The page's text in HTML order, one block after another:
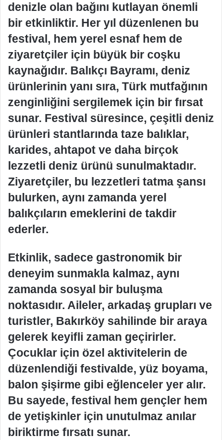
denizle olan bağını kutlayan önemli
bir etkinliktir. Her yıl düzenlenen bu
festival, hem yerel esnaf hem de
ziyaretçiler için büyük bir coşku
kaynağıdır. Balıkçı Bayramı, deniz
ürünlerinin yanı sıra, Türk mutfağının
zenginliğini sergilemek için bir fırsat
sunar. Festival süresince, çeşitli deniz
ürünleri stantlarında taze balıklar,
karides, ahtapot ve daha birçok
lezzetli deniz ürünü sunulmaktadır.
Ziyaretçiler, bu lezzetleri tatma şansı
bulurken, aynı zamanda yerel
balıkçıların emeklerini de takdir
ederler.
Etkinlik, sadece gastronomik bir
deneyim sunmakla kalmaz, aynı
zamanda sosyal bir buluşma
noktasıdır. Aileler, arkadaş grupları ve
turistler, Bakırköy sahilinde bir araya
gelerek keyifli zaman geçirirler.
Çocuklar için özel aktivitelerin de
düzenlendiği festivalde, yüz boyama,
balon şişirme gibi eğlenceler yer alır.
Bu sayede, festival hem gençler hem
de yetişkinler için unutulmaz anılar
biriktirme fırsatı sunar.